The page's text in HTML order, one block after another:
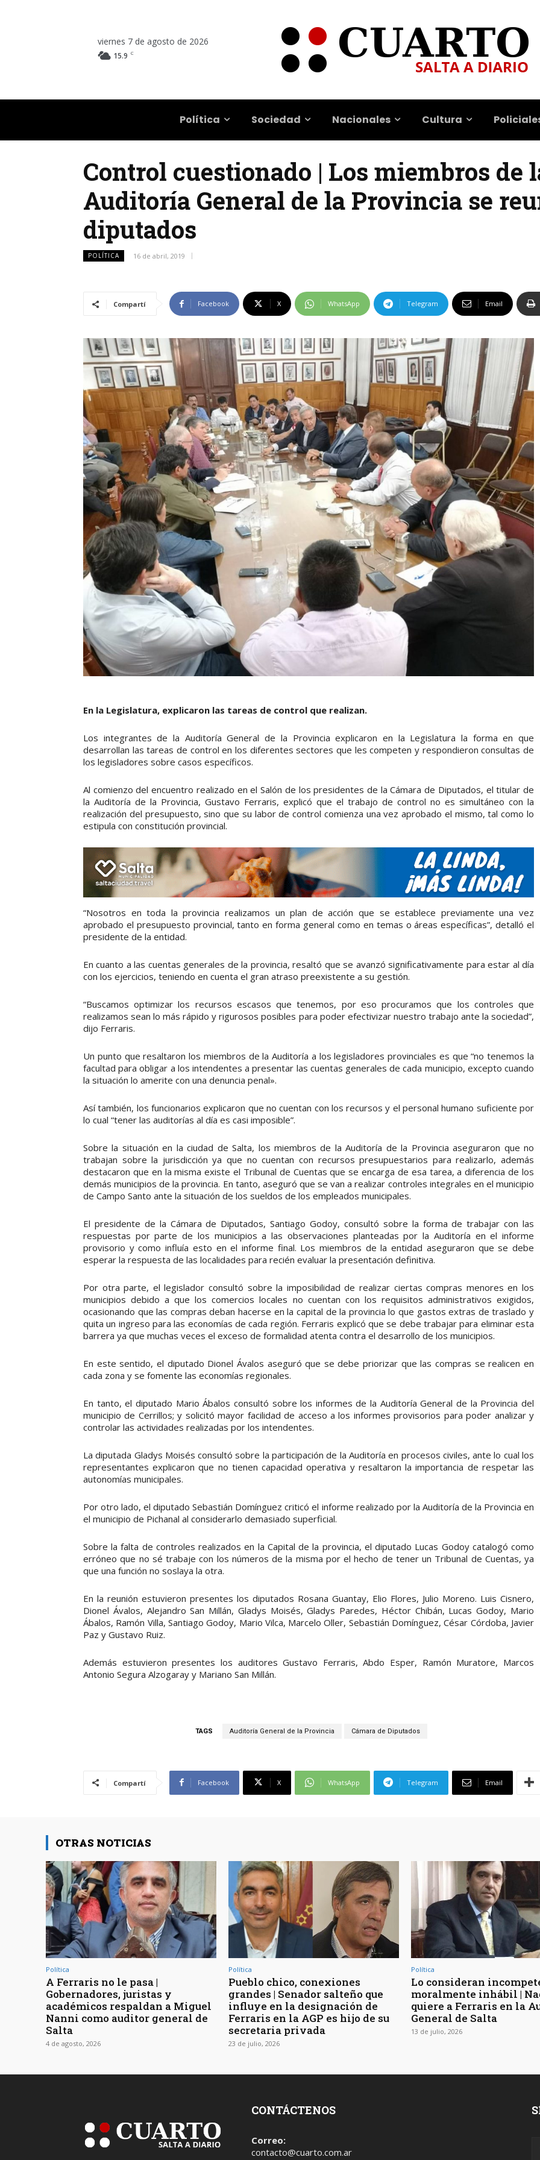
viernes 7 de agosto de 2026
15.9 C
Política Sociedad Nacionales Cultura
Control cuestionado | Los miembros de
Auditoría General de la Provincia se
diputados
POLÍTICA 16 de abril, 2019
Compartí Facebook X WhatsApp Telegram Email
En la Legislatura, explicaron las tareas de control que realizan.
Los integrantes de la Auditoría General de la Provincia explicaron en la Legislatura la forma en que
desarrollan las tareas de control en los diferentes sectores que les competen y respondieron consultas de
los legisladores sobre casos específicos.
Al comienzo del encuentro realizado en el Salón de los presidentes de la Cámara de Diputados, el titular de
la Auditoría de la Provincia, Gustavo Ferraris, explicó que el trabajo de control no es simultáneo con la
realización del presupuesto, sino que su labor de control comienza una vez aprobado el mismo, tal como lo
estipula con constitución provincial.
“Nosotros en toda la provincia realizamos un plan de acción que se establece previamente una vez
aprobado el presupuesto provincial, tanto en forma general como en temas o áreas específicas”, detalló el
presidente de la entidad.
En cuanto a las cuentas generales de la provincia, resaltó que se avanzó significativamente para estar al día
con los ejercicios, teniendo en cuenta el gran atraso preexistente a su gestión.
“Buscamos optimizar los recursos escasos que tenemos, por eso procuramos que los controles que
realizamos sean lo más rápido y rigurosos posibles para poder efectivizar nuestro trabajo ante la sociedad”,
dijo Ferraris.
Un punto que resaltaron los miembros de la Auditoría a los legisladores provinciales es que “no tenemos la
facultad para obligar a los intendentes a presentar las cuentas generales de cada municipio, excepto cuando
la situación lo amerite con una denuncia penal».
Así también, los funcionarios explicaron que no cuentan con los recursos y el personal humano suficiente por
lo cual “tener las auditorías al día es casi imposible”.
Sobre la situación en la ciudad de Salta, los miembros de la Auditoría de la Provincia aseguraron que no
trabajan sobre la jurisdicción ya que no cuentan con recursos presupuestarios para realizarlo, además
destacaron que en la misma existe el Tribunal de Cuentas que se encarga de esa tarea, a diferencia de los
demás municipios de la provincia. En tanto, aseguró que se van a realizar controles integrales en el municipio
de Campo Santo ante la situación de los sueldos de los empleados municipales.
El presidente de la Cámara de Diputados, Santiago Godoy, consultó sobre la forma de trabajar con las
respuestas por parte de los municipios a las observaciones planteadas por la Auditoría en el informe
provisorio y como influía esto en el informe final. Los miembros de la entidad aseguraron que se debe
esperar la respuesta de las localidades para recién evaluar la presentación definitiva.
Por otra parte, el legislador consultó sobre la imposibilidad de realizar ciertas compras menores en los
municipios debido a que los comercios locales no cuentan con los requisitos administrativos exigidos,
ocasionando que las compras deban hacerse en la capital de la provincia lo que gastos extras de traslado y
quita un ingreso para las economías de cada región. Ferraris explicó que se debe trabajar para eliminar esta
barrera ya que muchas veces el exceso de formalidad atenta contra el desarrollo de los municipios.
En este sentido, el diputado Dionel Ávalos aseguró que se debe priorizar que las compras se realicen en
cada zona y se fomente las economías regionales.
En tanto, el diputado Mario Ábalos consultó sobre los informes de la Auditoría General de la Provincia del
municipio de Cerrillos; y solicitó mayor facilidad de acceso a los informes provisorios para poder analizar y
controlar las actividades realizadas por los intendentes.
La diputada Gladys Moisés consultó sobre la participación de la Auditoría en procesos civiles, ante lo cual los
representantes explicaron que no tienen capacidad operativa y resaltaron la importancia de respetar las
autonomías municipales.
Por otro lado, el diputado Sebastián Domínguez criticó el informe realizado por la Auditoría de la Provincia en
el municipio de Pichanal al considerarlo demasiado superficial.
Sobre la falta de controles realizados en la Capital de la provincia, el diputado Lucas Godoy catalogó como
erróneo que no sé trabaje con los números de la misma por el hecho de tener un Tribunal de Cuentas, ya
que una función no soslaya la otra.
En la reunión estuvieron presentes los diputados Rosana Guantay, Elio Flores, Julio Moreno. Luis Cisnero,
Dionel Ávalos, Alejandro San Millán, Gladys Moisés, Gladys Paredes, Héctor Chibán, Lucas Godoy, Mario
Ábalos, Ramón Villa, Santiago Godoy, Mario Vilca, Marcelo Oller, Sebastián Domínguez, César Córdoba, Javier
Paz y Gustavo Ruiz.
Además estuvieron presentes los auditores Gustavo Ferraris, Abdo Esper, Ramón Muratore, Marcos
Antonio Segura Alzogaray y Mariano San Millán.
TAGS Auditoría General de la Provincia Cámara de Diputados
Compartí Facebook X WhatsApp Telegram Email
OTRAS NOTICIAS
Política
A Ferraris no le pasa |
Gobernadores, juristas y
académicos respaldan a Miguel
Nanni como auditor general de
Salta
4 de agosto, 2026
Política
Pueblo chico, conexiones
grandes | Senador salteño que
influye en la designación de
Ferraris en la AGP es hijo de su
secretaria privada
23 de julio, 2026
Política
Lo consideran
moralmente inhábil |
quiere a Ferraris en la
General de Salta
13 de julio, 2026
CONTÁCTENOS
Correo:
contacto@cuarto.com.ar